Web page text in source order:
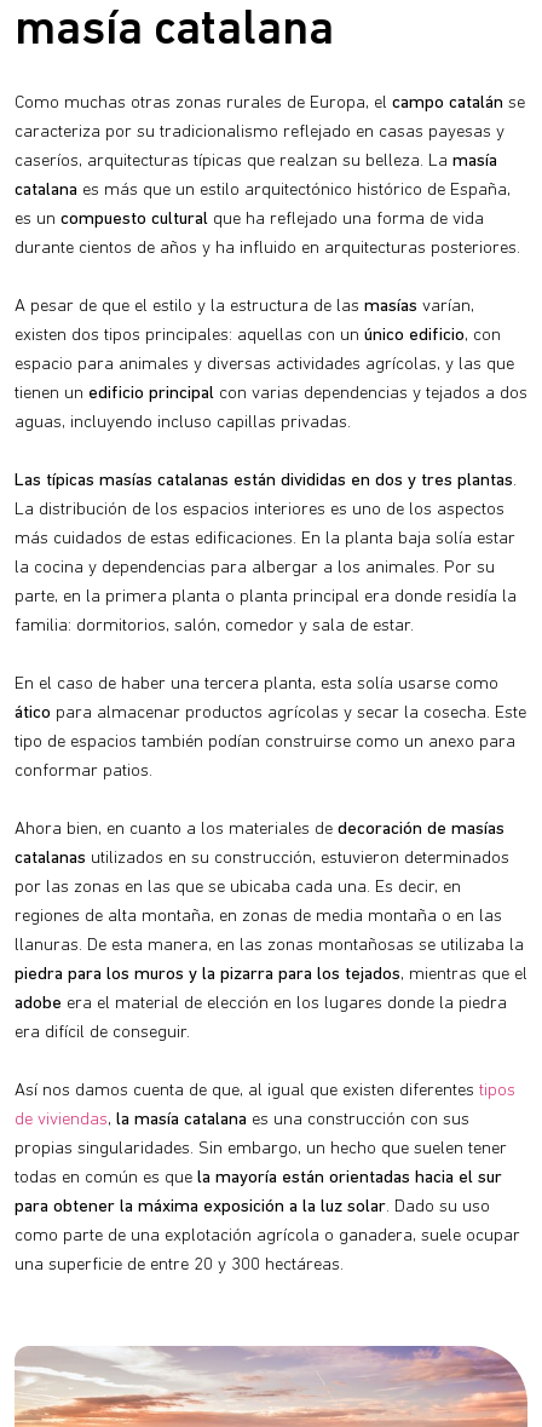
masía catalana
Como muchas otras zonas rurales de Europa, el campo catalán se
caracteriza por su tradicionalismo reflejado en casas payesas y
caseríos, arquitecturas típicas que realzan su belleza. La masía
catalana es más que un estilo arquitectónico histórico de España,
es un compuesto cultural que ha reflejado una forma de vida
durante cientos de años y ha influido en arquitecturas posteriores.
A pesar de que el estilo y la estructura de las masías varían,
existen dos tipos principales: aquellas con un único edificio, con
espacio para animales y diversas actividades agrícolas, y las que
tienen un edificio principal con varias dependencias y tejados a dos
aguas, incluyendo incluso capillas privadas.
Las típicas masías catalanas están divididas en dos y tres plantas.
La distribución de los espacios interiores es uno de los aspectos
más cuidados de estas edificaciones. En la planta baja solía estar
la cocina y dependencias para albergar a los animales. Por su
parte, en la primera planta o planta principal era donde residía la
familia: dormitorios, salón, comedor y sala de estar.
En el caso de haber una tercera planta, esta solía usarse como
ático para almacenar productos agrícolas y secar la cosecha. Este
tipo de espacios también podían construirse como un anexo para
conformar patios.
Ahora bien, en cuanto a los materiales de decoración de masías
catalanas utilizados en su construcción, estuvieron determinados
por las zonas en las que se ubicaba cada una. Es decir, en
regiones de alta montaña, en zonas de media montaña o en las
llanuras. De esta manera, en las zonas montañosas se utilizaba la
piedra para los muros y la pizarra para los tejados, mientras que el
adobe era el material de elección en los lugares donde la piedra
era difícil de conseguir.
Así nos damos cuenta de que, al igual que existen diferentes tipos
de viviendas, la masía catalana es una construcción con sus
propias singularidades. Sin embargo, un hecho que suelen tener
todas en común es que la mayoría están orientadas hacia el sur
para obtener la máxima exposición a la luz solar. Dado su uso
como parte de una explotación agrícola o ganadera, suele ocupar
una superficie de entre 20 y 300 hectáreas.